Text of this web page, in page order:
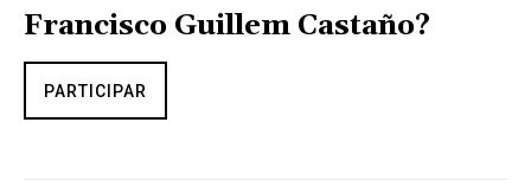
Francisco Guillem Castaño?
PARTICIPAR